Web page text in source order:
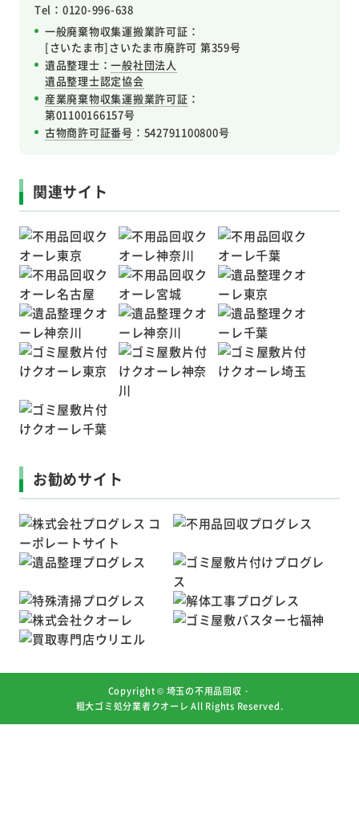
Tel：0120-996-638
一般廃棄物収集運搬業許可証：
[さいたま市]さいたま市廃許可 第359号
遺品整理士：一般社団法人
遺品整理士認定協会
産業廃棄物収集運搬業許可証 ：
第01100166157号
古物商許可証番号 ：542791100800号
関連サイト
お勧めサイト
Copyright © 埼玉の不用品回収・
粗大ゴミ処分業者クオーレ All Rights Reserved.